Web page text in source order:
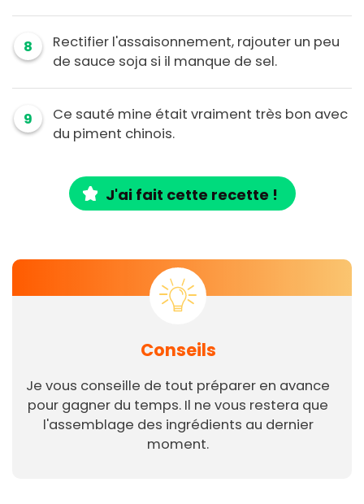
8
Rectifier l'assaisonnement, rajouter un peu
de sauce soja si il manque de sel.
9
Ce sauté mine était vraiment très bon avec
du piment chinois.
J'ai fait cette recette !
Conseils
Je vous conseille de tout préparer en avance
pour gagner du temps. Il ne vous restera que
l'assemblage des ingrédients au dernier
moment.